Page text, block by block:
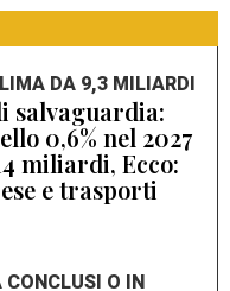
DA 9,3 MILIARDI
salvaguardia:
0,6% nel 2027
miliardi, Ecco:
e trasporti
O IN